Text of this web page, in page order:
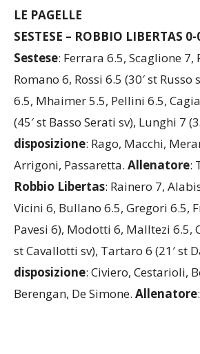
LE PAGELLE
SESTESE – ROBBIO LIBERTAS
Sestese: Ferrara 6.5, Scaglione 7,
Romano 6, Rossi 6.5 (30′ st Russo
6.5, Mhaimer 5.5, Pellini 6.5,
(45′ st Basso Serati sv), Lunghi 7
disposizione: Rago, Macchi,
Arrigoni, Passaretta. Allenatore:
Robbio Libertas: Rainero 7,
Vicini 6, Bullano 6.5, Gregori 6.5,
Pavesi 6), Modotti 6, Malltezi 6.5,
st Cavallotti sv), Tartaro 6 (21′ st
disposizione: Civiero, Cestarioli,
Berengan, De Simone. Allenatore